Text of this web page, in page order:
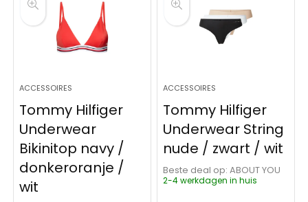
ACCESSOIRES
Tommy Hilfiger
Underwear
Bikinitop navy /
donkeroranje /
wit
ACCESSOIRES
Tommy Hilfiger
Underwear String
nude / zwart / wit
Beste deal op:
ABOUT YOU
2-4 werkdagen in huis